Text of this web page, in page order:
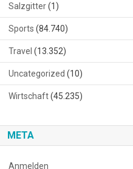
Salzgitter(1)
Sports (84.740)
Travel (13.352)
Uncategorized (10)
Wirtschaft(45.235)
META
Anmelden